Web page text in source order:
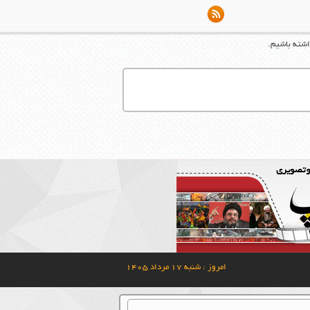
باشیم.
امروز : شنبه ۱۷ مرداد ۱۴۰۵